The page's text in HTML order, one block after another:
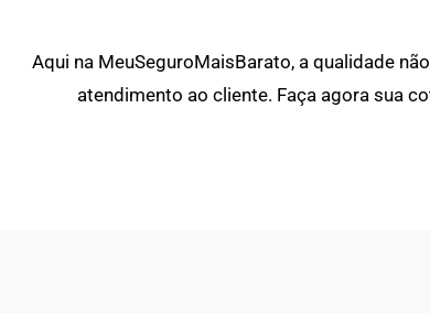
Aqui na MeuSeguroMaisBarato, a qualidade
atendimento ao cliente. Faça agora sua